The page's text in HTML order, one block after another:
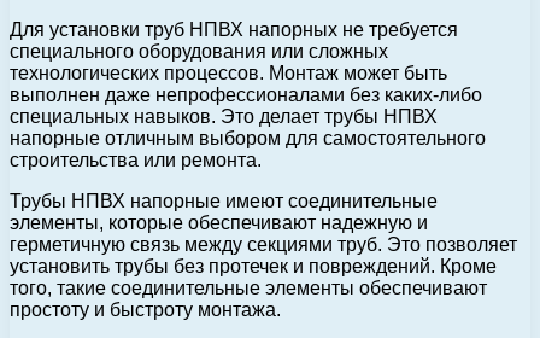
Для установки труб НПВХ напорных не требуется
специального оборудования или сложных
технологических процессов. Монтаж может быть
выполнен даже непрофессионалами без каких-либо
специальных навыков. Это делает трубы НПВХ
напорные отличным выбором для самостоятельного
строительства или ремонта.
Трубы НПВХ напорные имеют соединительные
элементы, которые обеспечивают надежную и
герметичную связь между секциями труб. Это позволяет
установить трубы без протечек и повреждений. Кроме
того, такие соединительные элементы обеспечивают
простоту и быстроту монтажа.